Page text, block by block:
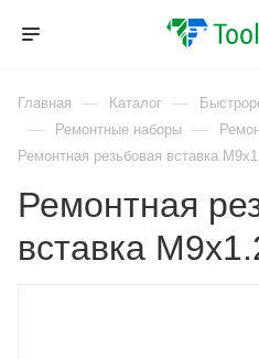
Главная — Каталог —
— Ремонтные наборы —
Ремонтная резьбовая вставка
Ремонтная
вставка